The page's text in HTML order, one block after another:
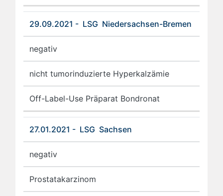
29.09.2021 - LSG Niedersachsen-Bremen
negativ
nicht tumorinduzierte Hyperkalzämie
Off-Label-Use Präparat Bondronat
27.01.2021 - LSG Sachsen
negativ
Prostatakarzinom